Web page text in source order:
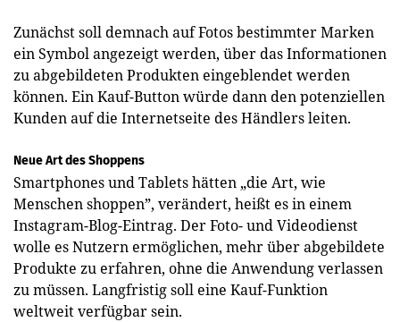
Zunächst soll demnach auf ­Fotos bestimmter Marken
ein Symbol angezeigt werden, über das Informationen
zu abgebildeten Produkten eingeblendet werden
können. Ein Kauf-Button würde dann den potenziellen
Kunden auf die Internetseite des Händlers leiten.
Neue Art des Shoppens
Smartphones und Tablets hätten „die Art, wie
Menschen shoppen”, verändert, heißt es in einem
Instagram-Blog-Eintrag. Der Foto- und Videodienst
wolle es Nutzern ermöglichen, mehr über abgebildete
Produkte zu erfahren, ohne die Anwendung verlassen
zu müssen. Langfristig soll eine Kauf-Funktion
weltweit verfügbar sein.